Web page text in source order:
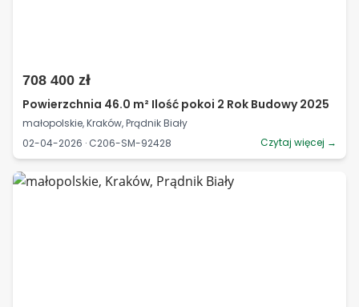
708 400 zł
Powierzchnia 46.0 m² Ilość pokoi 2 Rok Budowy 2025
małopolskie, Kraków, Prądnik Biały
02-04-2026 · C206-SM-92428
Czytaj więcej →